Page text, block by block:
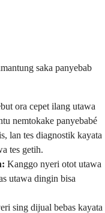
saka panyebab
ora cepet ilang utawa
nemtokake panyebabé
lan tes diagnostik kayata
tes getih.
Kanggo nyeri otot utawa
utawa dingin bisa
sing dijual bebas kayata